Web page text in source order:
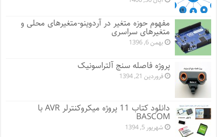
مفهوم حوزه متغیر در آردوینو-متغیرهای محلی و
متغیرهای سراسری
بهمن 6, 1396
پروژه فاصله سنج آلتراسونیک
فروردین 21, 1394
دانلود کتاب 11 پروژه میکروکنترلر AVR با
BASCOM
شهریور 5, 1394